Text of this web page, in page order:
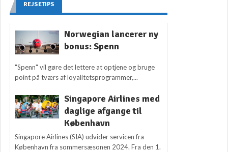
REJSETIPS
Norwegian lancerer ny
bonus: Spenn
"Spenn" vil gøre det lettere at optjene og bruge
point på tværs af loyalitetsprogrammer,...
Singapore Airlines med
daglige afgange til
København
Singapore Airlines (SIA) udvider servicen fra
København fra sommersæsonen 2024. Fra den 1.